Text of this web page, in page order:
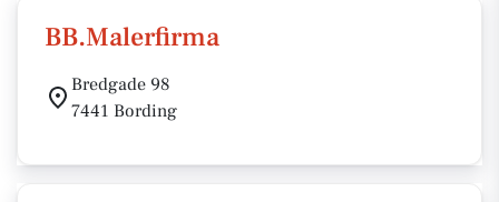
BB.Malerfirma
Bredgade 98
7441 Bording